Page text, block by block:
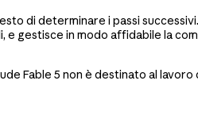
di determinare i passi successivi.
gestisce in modo affidabile la
Fable 5 non è destinato al